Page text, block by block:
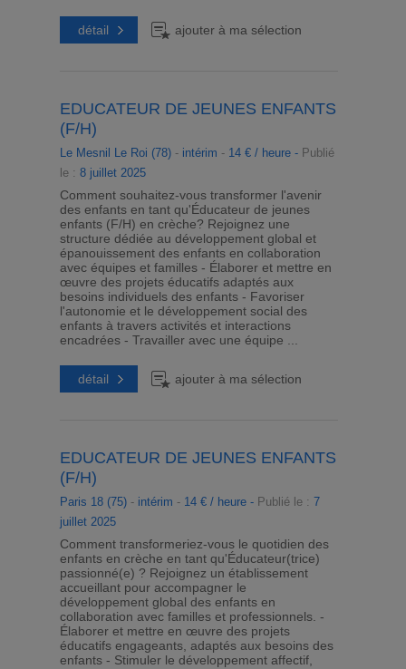
détail ajouter à ma sélection
EDUCATEUR DE JEUNES ENFANTS
(F/H)
Le Mesnil Le Roi (78)- intérim - 14 € / heure - Publié
le : 8 juillet 2025
Comment souhaitez-vous transformer l'avenir
des enfants en tant qu'Éducateur de jeunes
enfants (F/H) en crèche? Rejoignez une
structure dédiée au développement global et
épanouissement des enfants en collaboration
avec équipes et familles - Élaborer et mettre en
œuvre des projets éducatifs adaptés aux
besoins individuels des enfants - Favoriser
l'autonomie et le développement social des
enfants à travers activités et interactions
encadrées - Travailler avec une équipe ...
détail ajouter à ma sélection
EDUCATEUR DE JEUNES ENFANTS
(F/H)
Paris 18 (75)- intérim - 14 € / heure - Publié le : 7
juillet 2025
Comment transformeriez-vous le quotidien des
enfants en crèche en tant qu'Éducateur(trice)
passionné(e) ? Rejoignez un établissement
accueillant pour accompagner le
développement global des enfants en
collaboration avec familles et professionnels. -
Élaborer et mettre en œuvre des projets
éducatifs engageants, adaptés aux besoins des
enfants - Stimuler le développement affectif,